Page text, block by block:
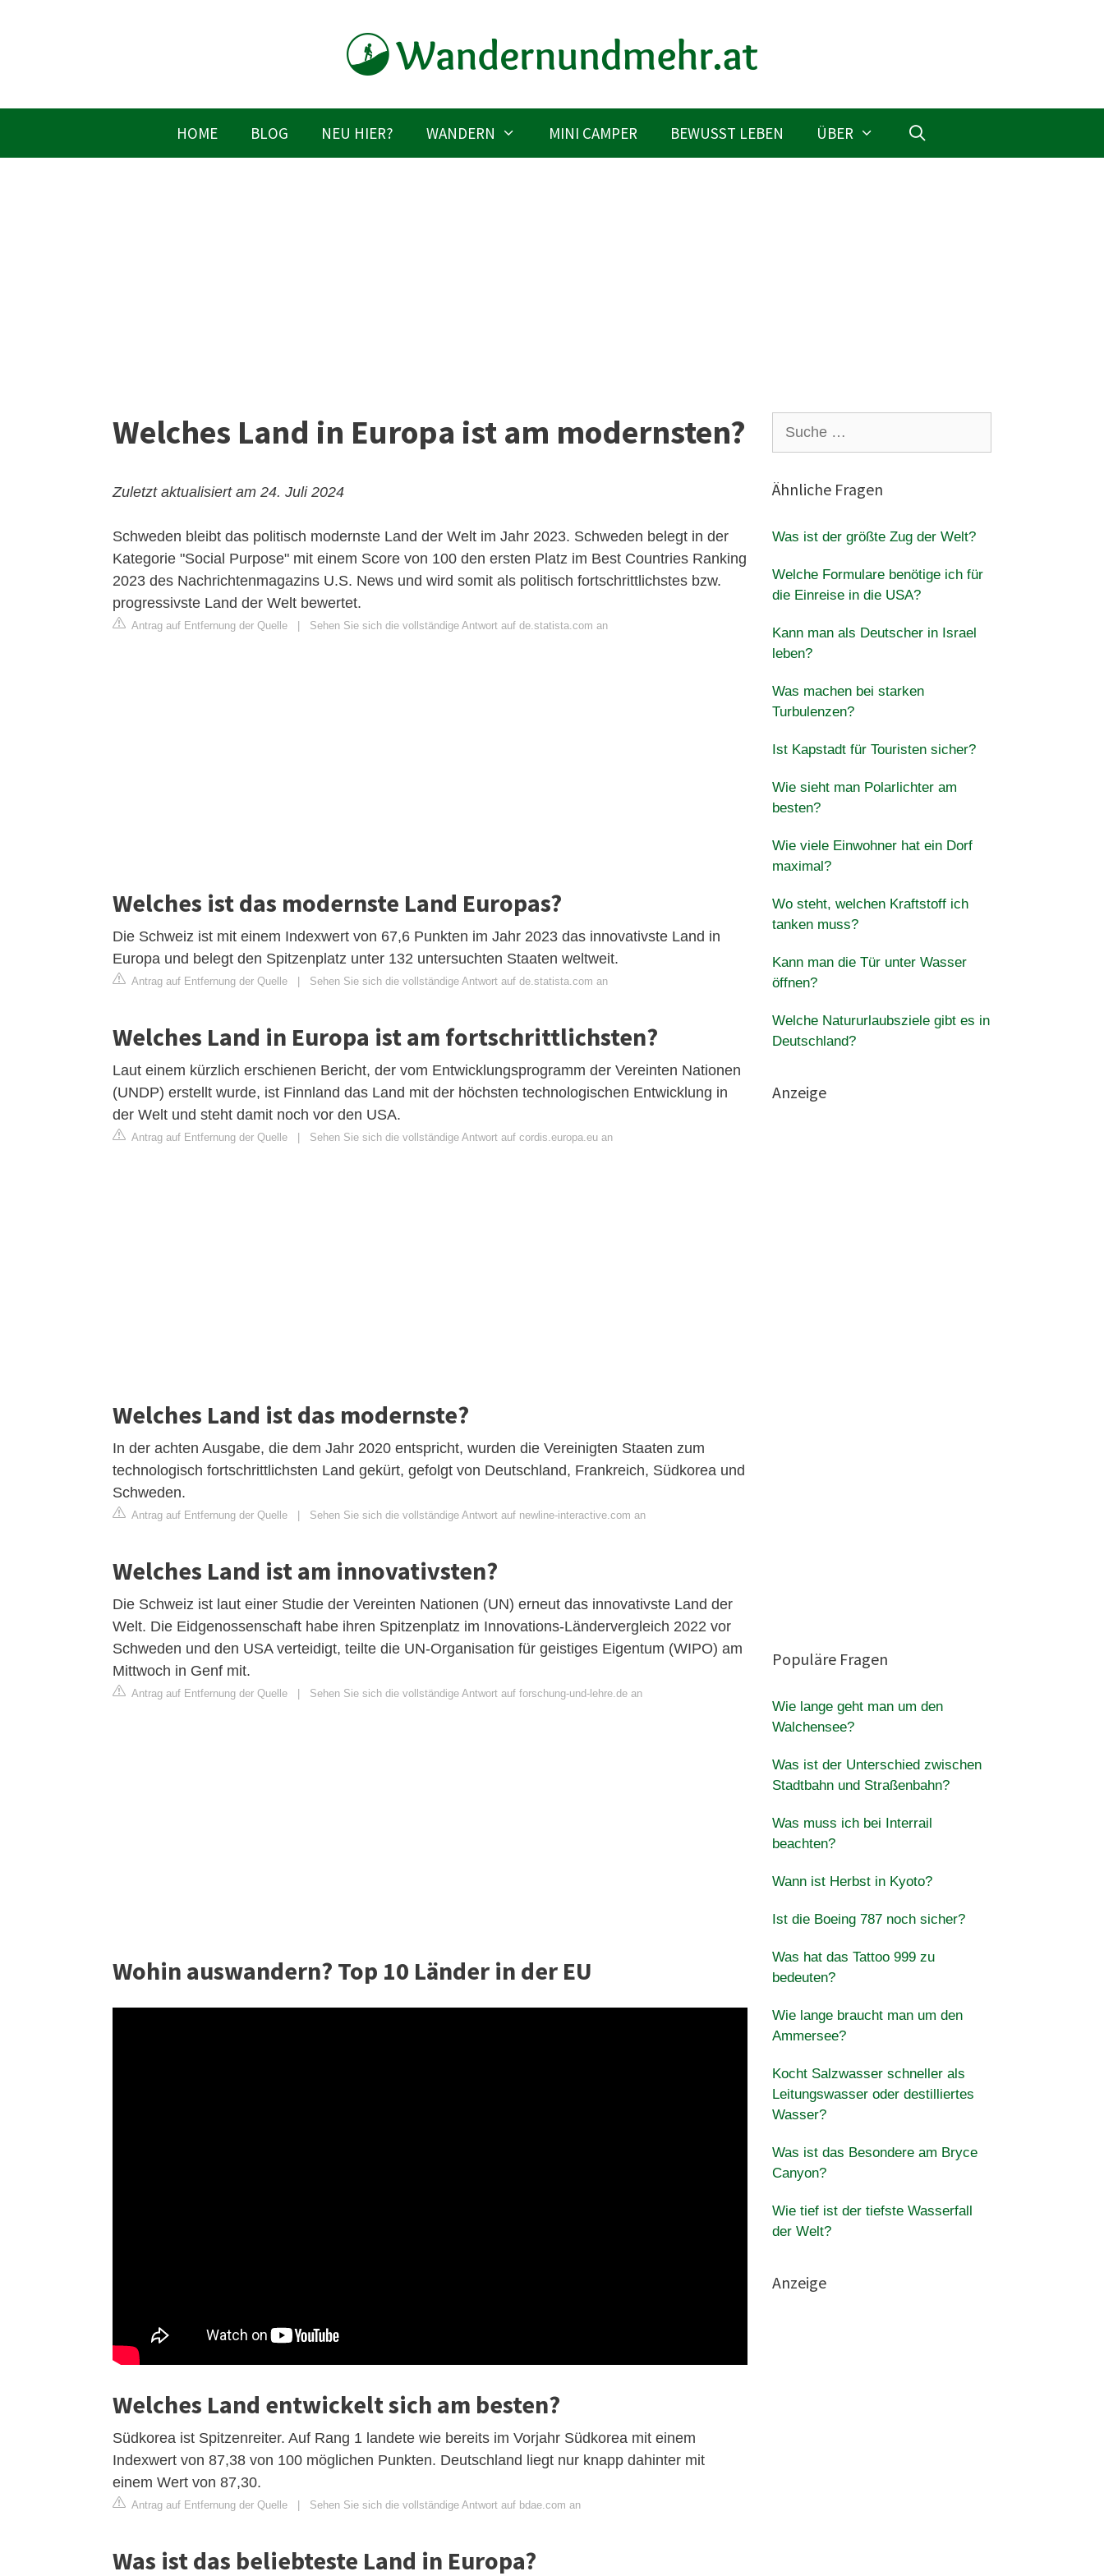
HOME BLOG NEU HIER? WANDERN MINI CAMPER BEWUSST LEBEN ÜBER
Welches Land in Europa ist am modernsten?
Zuletzt aktualisiert am 24. Juli 2024
Schweden bleibt das politisch modernste Land der Welt im Jahr 2023. Schweden belegt in der
Kategorie "Social Purpose" mit einem Score von 100 den ersten Platz im Best Countries Ranking
2023 des Nachrichtenmagazins U.S. News und wird somit als politisch fortschrittlichstes bzw.
progressivste Land der Welt bewertet.
Antrag auf Entfernung der Quelle Sehen Sie sich die vollständige Antwort auf de.statista.com an
Welches ist das modernste Land Europas?
Die Schweiz ist mit einem Indexwert von 67,6 Punkten im Jahr 2023 das innovativste Land in
Europa und belegt den Spitzenplatz unter 132 untersuchten Staaten weltweit.
Antrag auf Entfernung der Quelle Sehen Sie sich die vollständige Antwort auf de.statista.com an
Welches Land in Europa ist am fortschrittlichsten?
Laut einem kürzlich erschienen Bericht, der vom Entwicklungsprogramm der Vereinten Nationen
(UNDP) erstellt wurde, ist Finnland das Land mit der höchsten technologischen Entwicklung in
der Welt und steht damit noch vor den USA.
Antrag auf Entfernung der Quelle Sehen Sie sich die vollständige Antwort auf cordis.europa.eu an
Welches Land ist das modernste?
In der achten Ausgabe, die dem Jahr 2020 entspricht, wurden die Vereinigten Staaten zum
technologisch fortschrittlichsten Land gekürt, gefolgt von Deutschland, Frankreich, Südkorea und
Schweden.
Antrag auf Entfernung der Quelle Sehen Sie sich die vollständige Antwort auf newline-interactive.com an
Welches Land ist am innovativsten?
Die Schweiz ist laut einer Studie der Vereinten Nationen (UN) erneut das innovativste Land der
Welt. Die Eidgenossenschaft habe ihren Spitzenplatz im Innovations-Ländervergleich 2022 vor
Schweden und den USA verteidigt, teilte die UN-Organisation für geistiges Eigentum (WIPO) am
Mittwoch in Genf mit.
Antrag auf Entfernung der Quelle Sehen Sie sich die vollständige Antwort auf forschung-und-lehre.de an
Wohin auswandern? Top 10 Länder in der EU
Welches Land entwickelt sich am besten?
Südkorea ist Spitzenreiter. Auf Rang 1 landete wie bereits im Vorjahr Südkorea mit einem
Indexwert von 87,38 von 100 möglichen Punkten. Deutschland liegt nur knapp dahinter mit
einem Wert von 87,30.
Antrag auf Entfernung der Quelle | Sehen Sie sich die vollständige Antwort auf bdae.com an
Was ist das beliebteste Land in Europa?
nach:
Ähnliche Fragen
Was ist der größte Zug der Welt?
Welche Formulare benötige ich für
die Einreise in die USA?
Kann man als Deutscher in Israel
leben?
Was machen bei starken
Turbulenzen?
Ist Kapstadt für Touristen sicher?
Wie sieht man Polarlichter am
besten?
Wie viele Einwohner hat ein Dorf
maximal?
Wo steht, welchen Kraftstoff ich
tanken muss?
Kann man die Tür unter Wasser
öffnen?
Welche Natururlaubsziele gibt es in
Deutschland?
Anzeige
Populäre Fragen
Wie lange geht man um den
Walchensee?
Was ist der Unterschied zwischen
Stadtbahn und Straßenbahn?
Was muss ich bei Interrail
beachten?
Wann ist Herbst in Kyoto?
Ist die Boeing 787 noch sicher?
Was hat das Tattoo 999 zu
bedeuten?
Wie lange braucht man um den
Ammersee?
Kocht Salzwasser schneller als
Leitungswasser oder destilliertes
Wasser?
Was ist das Besondere am Bryce
Canyon?
Wie tief ist der tiefste Wasserfall
der Welt?
Anzeige